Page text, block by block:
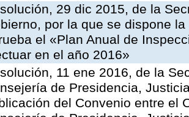
29 dic 2015, de la
por la que se dispone
el «Plan Anual de
en el año 2016»
11 ene 2016, de la
de Presidencia,
del Convenio entre el